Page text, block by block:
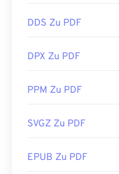
DDS Zu PDF
DPX Zu PDF
PPM Zu PDF
SVGZ Zu PDF
EPUB Zu PDF